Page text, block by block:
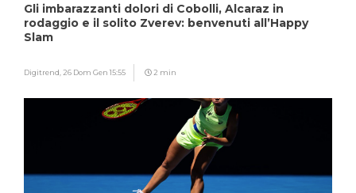
Gli imbarazzanti dolori di Cobolli, Alcaraz in
rodaggio e il solito Zverev: benvenuti all’Happy
Slam
Digitrend, 26 Dom Gen 15:55 2 min